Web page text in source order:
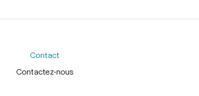
Contact
Contactez-nous